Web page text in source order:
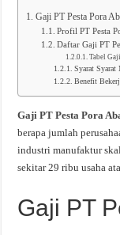
Gaji PT Pesta Pora
Profil PT Pesta
Daftar Gaji PT
Tabel
Syarat Syarat
Benefit
Gaji PT Pesta Pora
berapa jumlah
industri manufaktur
sekitar 29 ribu usaha
Gaji PT